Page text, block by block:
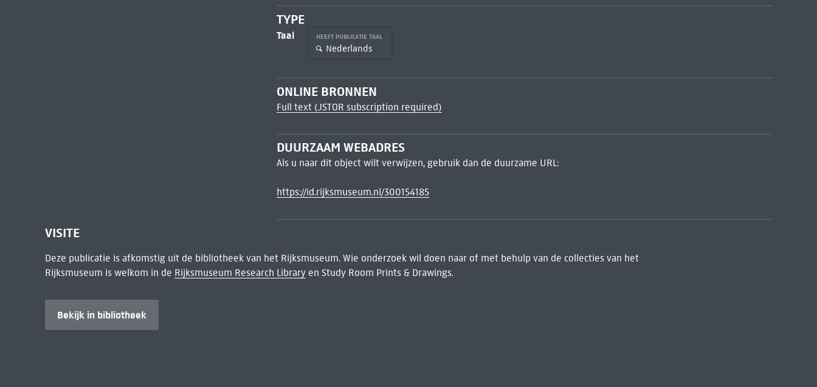
TYPE
Taal HEEFT PUBLICATIE TAAL
Nederlands
ONLINE BRONNEN
Full text (JSTOR subscription required)
DUURZAAM WEBADRES
Als u naar dit object wilt verwijzen, gebruik dan de duurzame URL:
https://id.rijksmuseum.nl/300154185
VISITE
Deze publicatie is afkomstig uit de bibliotheek van het Rijksmuseum. Wie onderzoek wil doen naar of met behulp van de collecties van het
Rijksmuseum is welkom in de Rijksmuseum Research Libraryen Study Room Prints & Drawings.
Bekijk in bibliotheek